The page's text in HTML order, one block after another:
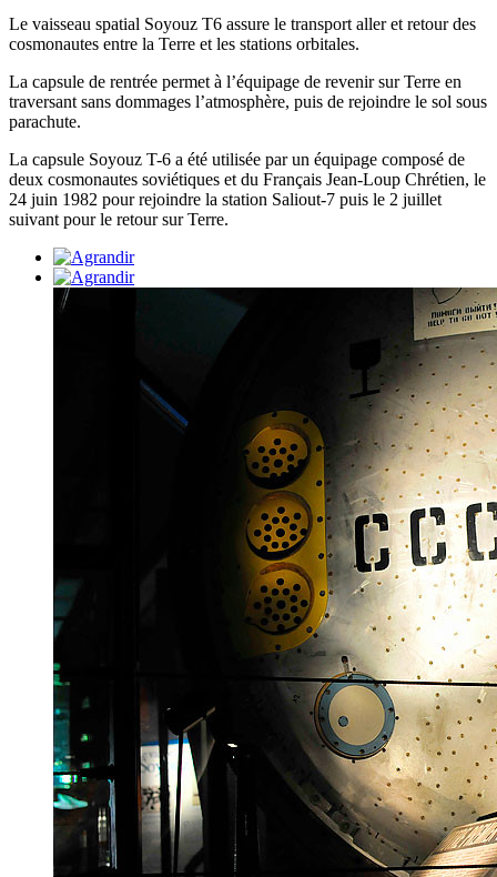
Le vaisseau spatial Soyouz T6 assure le transport aller et retour des
cosmonautes entre la Terre et les stations orbitales.
La capsule de rentrée permet à l’équipage de revenir sur Terre en
traversant sans dommages l’atmosphère, puis de rejoindre le sol sous
parachute.
La capsule Soyouz T-6 a été utilisée par un équipage composé de
deux cosmonautes soviétiques et du Français Jean-Loup Chrétien, le
24 juin 1982 pour rejoindre la station Saliout-7 puis le 2 juillet
suivant pour le retour sur Terre.